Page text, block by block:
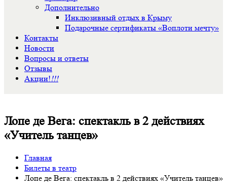
Дополнительно
Инклюзивный отдых в Крыму
Подарочные сертификаты «Воплоти мечту»
Контакты
Новости
Вопросы и ответы
Отзывы
Акции!!!!
Лопе де Вега: спектакль в 2 действиях
«Учитель танцев»
Главная
Билеты в театр
Лопе де Вега: спектакль в 2 действиях «Учитель танцев»